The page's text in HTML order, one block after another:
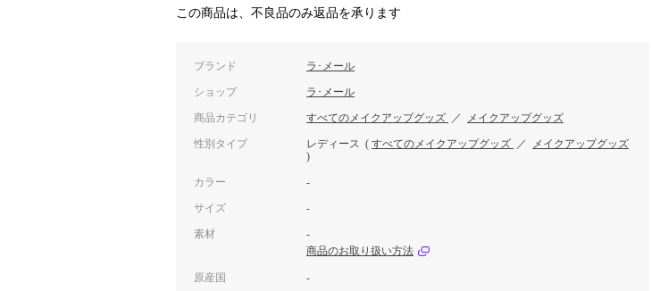
この商品は、不良品のみ返品を承ります
ブランド ラ･メール
ショップ ラ･メール
商品カテゴリ すべてのメイクアップグッズ ／ メイクアップグッズ
性別タイプ レディース ( すべてのメイクアップグッズ ／
メイクアップグッズ
)
カラー -
サイズ -
素材
-
商品のお取り扱い方法
原産国 -